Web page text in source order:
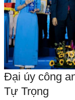
Đại úy công
Tự Trọng